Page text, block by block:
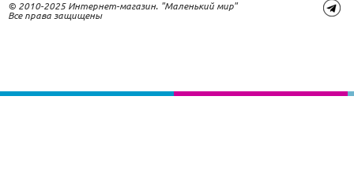
© 2010-2025 Интернет-магазин. "Маленький мир"
Все права защищены